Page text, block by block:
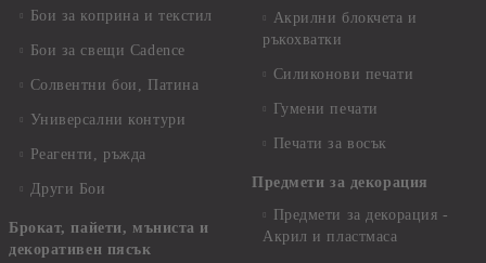
Бои за коприна и текстил
Бои за свещи Cadence
Солвентни бои, Патина
Универсални контури
Реагенти, ръжда
Други Бои
Брокат, пайети, мъниста и
декоративен пясък
Акрилни блокчета и
ръкохватки
Силиконови печати
Гумени печати
Печати за восък
Предмети за декорация
Предмети за декорация -
Акрил и пластмаса